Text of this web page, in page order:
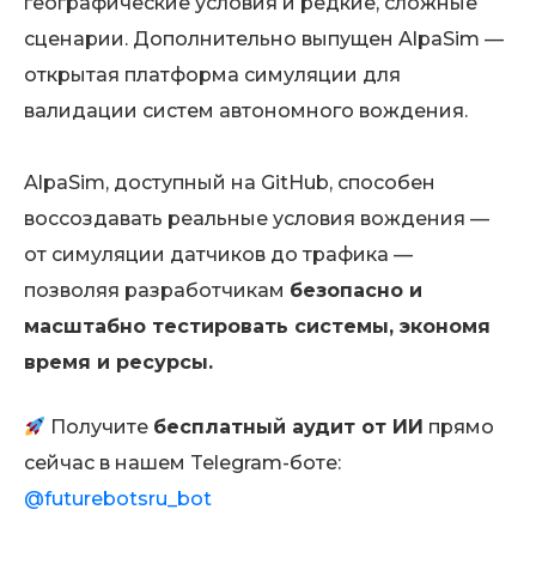
сценарии. Дополнительно выпущен AlpaSim —
открытая платформа симуляции для
валидации систем автономного вождения.
AlpaSim, доступный на GitHub, способен
воссоздавать реальные условия вождения —
от симуляции датчиков до трафика —
позволяя разработчикам безопасно и
масштабно тестировать системы, экономя
время и ресурсы.
Получите бесплатный аудит от ИИ прямо
сейчас в нашем Telegram-боте:
@futurebotsru_bot